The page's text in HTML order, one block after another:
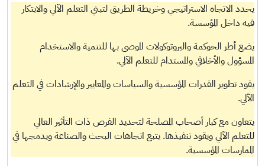
يحدد الاتجاه الاستراتيجي وخريطة الطريق لتبني التعلم الآلي والابتكار
فيه داخل المؤسسة.
يضع أطر الحوكمة والبروتوكولات الموصى بها للتنمية والاستخدام
المسؤول والأخلاقي والمستدام للتعلم الآلي.
يقود تطوير القدرات المؤسسية والسياسات والمعايير والإرشادات في التعلم
الآلي.
يتعاون مع كبار أصحاب المصلحة لتحديد الفرص ذات التأثير العالي
للتعلم الآلي ويقود تنفيذها. يتبع اتجاهات البحث والصناعة ويدمجها في
الممارسات المؤسسية.